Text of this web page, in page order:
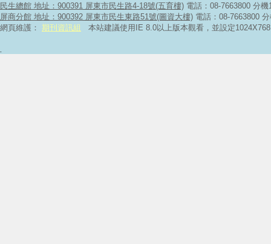
民生總館 地址：900391 屏東市民生路4-18號(五育樓) 電話：08-7663800 分
屏商分館 地址：900392 屏東市民生東路51號(圖資大樓) 電話：08-7663800
網頁維護： 期刊資訊組 本站建議使用IE 8.0以上版本觀看，並設定